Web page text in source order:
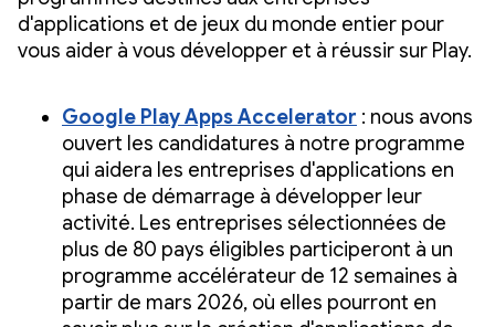
d'applications et de jeux du monde entier pour
vous aider à vous développer et à réussir sur Play.
Google Play Apps Accelerator : nous avons
ouvert les candidatures à notre programme
qui aidera les entreprises d'applications en
phase de démarrage à développer leur
activité. Les entreprises sélectionnées de
plus de 80 pays éligibles participeront à un
programme accélérateur de 12 semaines à
partir de mars 2026, où elles pourront en